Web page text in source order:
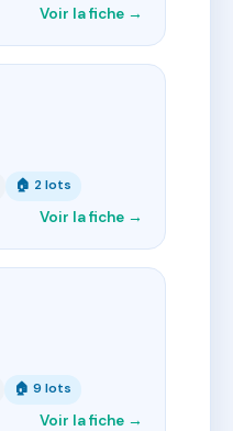
Voir la fiche →
🏠 2 lots
Voir la fiche →
🏠 9 lots
Voir la fiche →